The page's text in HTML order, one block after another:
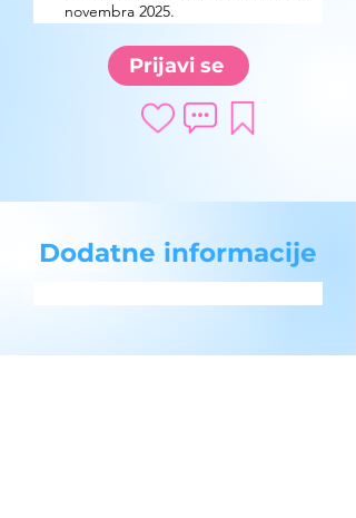
novembra 2025.
Prijavi se
Dodatne informacije